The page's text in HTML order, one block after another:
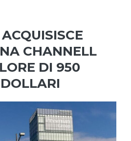
CHANNELL
DI 950